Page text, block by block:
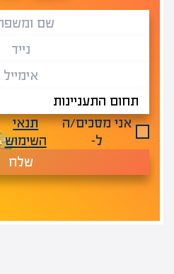
אני מסכים/ה
ל-
תנאי
השימוש
שלח